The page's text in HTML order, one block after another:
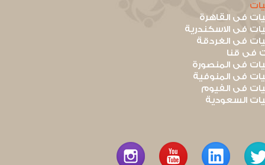
فى القاهرة
فى الاسكندرية
فى الغردقة
فى قنا
فى المنصورة
فى المنوفية
فى الفيوم
السعودية